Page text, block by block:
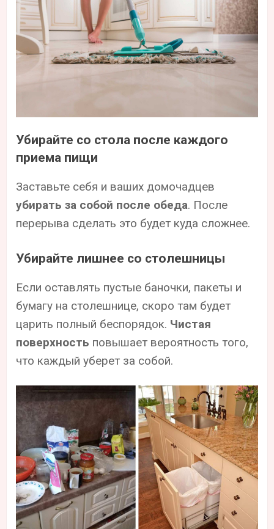
Убирайте со стола после каждого
приема пищи
Заставьте себя и ваших домочадцев
убирать за собой после обеда. После
перерыва сделать это будет куда сложнее.
Убирайте лишнее со столешницы
Если оставлять пустые баночки, пакеты и
бумагу на столешнице, скоро там будет
царить полный беспорядок. Чистая
поверхность повышает вероятность того,
что каждый уберет за собой.